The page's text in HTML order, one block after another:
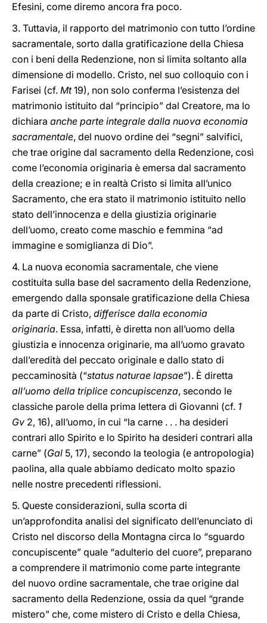
Efesini, come diremo ancora fra poco.
3. Tuttavia, il rapporto del matrimonio con tutto l’ordine
sacramentale, sorto dalla gratificazione della Chiesa
con i beni della Redenzione, non si limita soltanto alla
dimensione di modello. Cristo, nel suo colloquio con i
Farisei (cf. Mt19), non solo conferma l’esistenza del
matrimonio istituito dal “principio” dal Creatore, ma lo
dichiara anche parte integrale dalla nuova economia
sacramentale, del nuovo ordine dei “segni” salvifici,
che trae origine dal sacramento della Redenzione, così
come l’economia originaria è emersa dal sacramento
della creazione; e in realtà Cristo si limita all’unico
Sacramento, che era stato il matrimonio istituito nello
stato dell’innocenza e della giustizia originarie
dell’uomo, creato come maschio e femmina “ad
immagine e somiglianza di Dio”.
4. La nuova economia sacramentale, che viene
costituita sulla base del sacramento della Redenzione,
emergendo dalla sponsale gratificazione della Chiesa
da parte di Cristo, differisce dalla economia
originaria. Essa, infatti, è diretta non all’uomo della
giustizia e innocenza originarie, ma all’uomo gravato
dall’eredità del peccato originale e dallo stato di
peccaminosità (“status naturae lapsae”). È diretta
all’uomo della triplice concupiscenza, secondo le
classiche parole della prima lettera di Giovanni (cf. 1
Gv 2, 16), all’uomo, in cui “la carne . . . ha desideri
contrari allo Spirito e lo Spirito ha desideri contrari alla
carne” (Gal 5, 17), secondo la teologia (e antropologia)
paolina, alla quale abbiamo dedicato molto spazio
nelle nostre precedenti riflessioni.
5. Queste considerazioni, sulla scorta di
un’approfondita analisi del significato dell’enunciato di
Cristo nel discorso della Montagna circa lo “sguardo
concupiscente” quale “adulterio del cuore”, preparano
a comprendere il matrimonio come parte integrante
del nuovo ordine sacramentale, che trae origine dal
sacramento della Redenzione, ossia da quel “grande
mistero” che, come mistero di Cristo e della Chiesa,